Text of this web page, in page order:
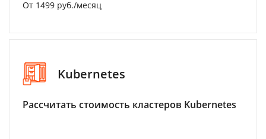
От 1499 руб./месяц
Kubernetes
Рассчитать стоимость кластеров Kubernetes